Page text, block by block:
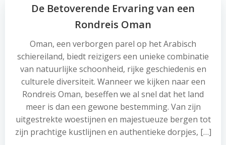
De Betoverende Ervaring van een
Rondreis Oman
Oman, een verborgen parel op het Arabisch
schiereiland, biedt reizigers een unieke combinatie
van natuurlijke schoonheid, rijke geschiedenis en
culturele diversiteit. Wanneer we kijken naar een
Rondreis Oman, beseffen we al snel dat het land
meer is dan een gewone bestemming. Van zijn
uitgestrekte woestijnen en majestueuze bergen tot
zijn prachtige kustlijnen en authentieke dorpjes, […]